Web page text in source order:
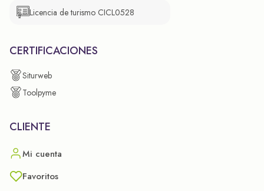
Licencia de turismo CICL0528
CERTIFICACIONES
Siturweb
Toolpyme
CLIENTE
Mi cuenta
Favoritos